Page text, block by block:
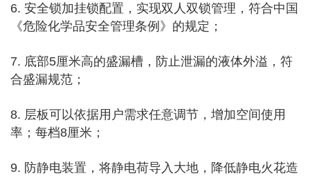
6. 安全锁加挂锁配置，实现双人双锁管理，符合中国
《危险化学品安全管理条例》的规定；
7. 底部5厘米高的盛漏槽，防止泄漏的液体外溢，符
合盛漏规范；
8. 层板可以依据用户需求任意调节，增加空间使用
率；每档8厘米；
9. 防静电装置，将静电荷导入大地，降低静电火花造